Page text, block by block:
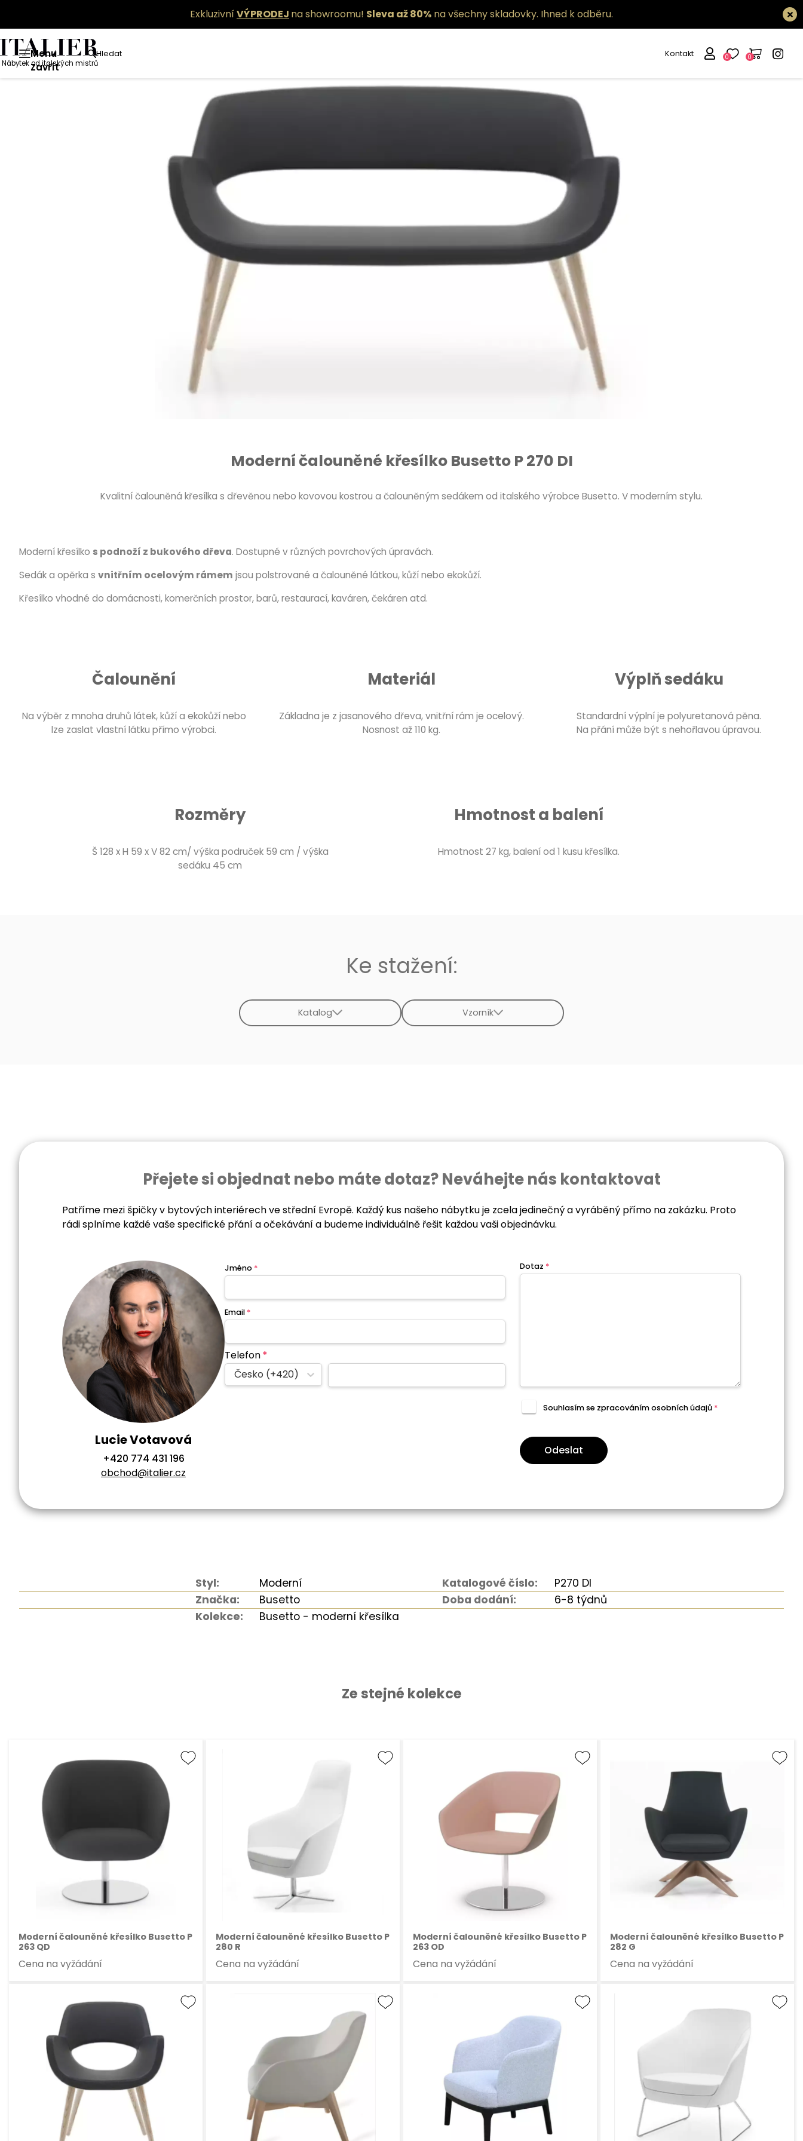
ExkluzivníVÝPRODEJ na showroomu! Sleva až 80% na všechny skladovky. Ihned k odběru.
Menu
Zavřít
Hledat
Nábytek od italských mistrů
Kontakt 0 0
Moderní čalouněné křesílko Busetto P 270 DI
Kvalitní čalouněná křesílka s dřevěnou nebo kovovou kostrou a čalouněným sedákem od italského výrobce Busetto. V moderním stylu.
Moderní křesílko s podnoží z bukového dřeva. Dostupné v různých povrchových úpravách.
Sedák a opěrka s vnitřním ocelovým rámem jsou polstrované a čalouněné látkou, kůží nebo ekokůží.
Křesílko vhodné do domácnosti, komerčních prostor, barů, restaurací, kaváren, čekáren atd.
Čalounění
Na výběr z mnoha druhů látek, kůží a ekokůží nebo
lze zaslat vlastní látku přímo výrobci.
Materiál
Základna je z jasanového dřeva, vnitřní rám je ocelový.
Nosnost až 110 kg.
Výplň sedáku
Standardní výplní je polyuretanová pěna.
Na přání může být s nehořlavou úpravou.
Rozměry
Š 128 x H 59 x V 82 cm/ výška područek 59 cm / výška
sedáku 45 cm
Hmotnost a balení
Hmotnost 27 kg, balení od 1 kusu křesílka.
Ke stažení:
Katalog Vzorník
Přejete si objednat nebo máte dotaz? Neváhejte nás kontaktovat
Patříme mezi špičky v bytových interiérech ve střední Evropě. Každý kus našeho nábytku je zcela jedinečný a vyráběný přímo na zakázku. Proto
rádi splníme každé vaše specifické přání a očekávání a budeme individuálně řešit každou vaši objednávku.
Lucie Votavová
+420 774 431 196
obchod@italier.cz
Jméno *
Email *
Telefon*
Česko (+420)
Dotaz *
Souhlasím se zpracovánímosobních údajů *
Odeslat
Styl: Moderní Katalogové číslo:
P270 DI
Značka:
Busetto Doba dodání:
6-8 týdnů
Kolekce:
Busetto - moderní křesílka
Ze stejné kolekce
Moderní čalouněné křesílko Busetto P
263 QD
Cena na vyžádání
Moderní čalouněné křesílko Busetto P
280 R
Cena na vyžádání
Moderní čalouněné křesílko Busetto P
263 OD
Cena na vyžádání
Moderní čalouněné křesílko Busetto P
282 G
Cena na vyžádání